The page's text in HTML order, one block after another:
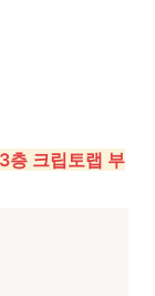
층 크립토랩 부